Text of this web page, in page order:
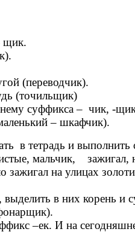
щик.
(переводчик).
(точильщик)
суффикса – чик, -
– шкафчик).
в тетрадь и выполнить
мальчик, зажигал,
на улицах
в них корень и
–ек. И на